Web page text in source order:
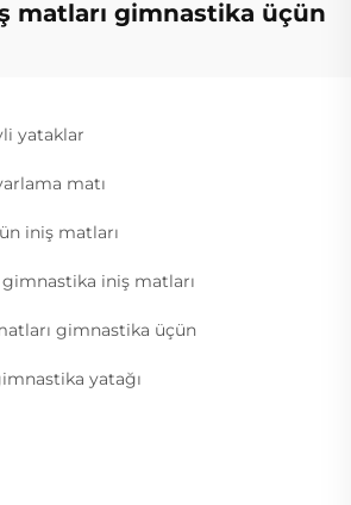
matları gimnastika üçün
yataklar
matı
iniş matları
iniş matları
gimnastika üçün
yatağı